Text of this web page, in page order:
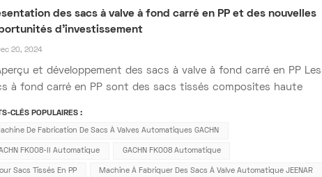
des sacs à valve à fond carré en PP et des nouvelles
d'investissement
20, 2024
et développement des sacs à valve à fond carré en PP Les
à fond carré en PP sont des sacs tissés composites haute
CLÉS POPULAIRES :
De Fabrication De Sacs À Valves Automatiques GACHN
FK008-II Automatique GACHN FK008 Automatique
Sacs Tissés En PP Machine À Fabriquer Des Sacs À Valve Automatique JEENAR